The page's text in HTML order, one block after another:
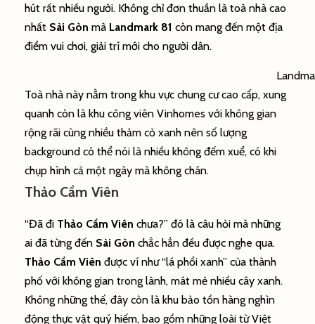
hút rất nhiều người. Không chỉ đơn thuần là toà nhà cao
nhất Sài Gòn mà Landmark 81 còn mang đến một địa
điểm vui chơi, giải trí mới cho người dân.
Toà nhà này nằm trong khu vực chung cư cao cấp, xung
quanh còn là khu công viên Vinhomes với không gian
rộng rãi cùng nhiều thảm cỏ xanh nên số lượng
background có thể nói là nhiều không đếm xuể, có khi
chụp hình cả một ngày mà không chán.
Thảo Cầm Viên
“Đã đi Thảo Cầm Viên chưa?” đó là câu hỏi mà những
ai đã từng đến Sài Gòn chắc hẳn đều được nghe qua.
Thảo Cầm Viên được ví như “lá phổi xanh” của thành
phố với không gian trong lành, mát mẻ nhiều cây xanh.
Không những thế, đây còn là khu bảo tồn hàng nghìn
động thực vật quý hiếm, bao gồm những loài từ Việt